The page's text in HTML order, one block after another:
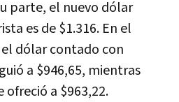
parte, el nuevo dólar
es de $1.316. En el
dólar contado con
a $946,65, mientras
ofreció a $963,22.